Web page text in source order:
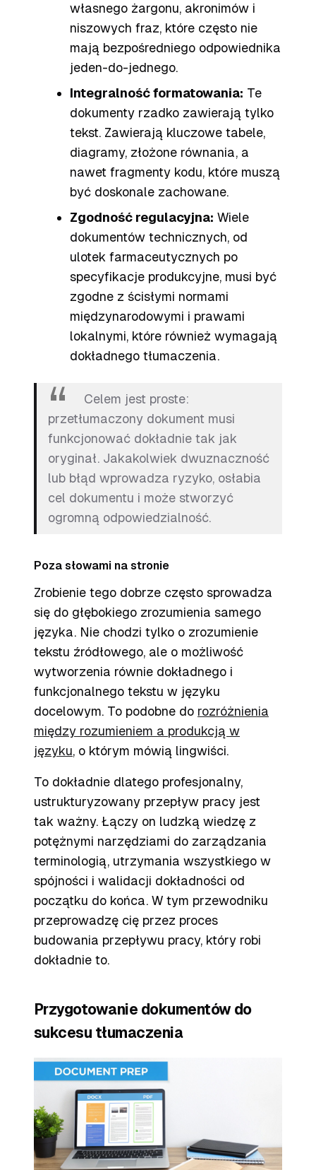
własnego żargonu, akronimów i
niszowych fraz, które często nie
mają bezpośredniego odpowiednika
jeden-do-jednego.
Integralność formatowania: Te
dokumenty rzadko zawierają tylko
tekst. Zawierają kluczowe tabele,
diagramy, złożone równania, a
nawet fragmenty kodu, które muszą
być doskonale zachowane.
Zgodność regulacyjna: Wiele
dokumentów technicznych, od
ulotek farmaceutycznych po
specyfikacje produkcyjne, musi być
zgodne z ścisłymi normami
międzynarodowymi i prawami
lokalnymi, które również wymagają
dokładnego tłumaczenia.
Celem jest proste:
przetłumaczony dokument musi
funkcjonować dokładnie tak jak
oryginał. Jakakolwiek dwuznaczność
lub błąd wprowadza ryzyko, osłabia
cel dokumentu i może stworzyć
ogromną odpowiedzialność.
Poza słowami na stronie
Zrobienie tego dobrze często sprowadza
się do głębokiego zrozumienia samego
języka. Nie chodzi tylko o zrozumienie
tekstu źródłowego, ale o możliwość
wytworzenia równie dokładnego i
funkcjonalnego tekstu w języku
docelowym. To podobne do rozróżnienia
między rozumieniem a produkcją w
języku, o którym mówią lingwiści.
To dokładnie dlatego profesjonalny,
ustrukturyzowany przepływ pracy jest
tak ważny. Łączy on ludzką wiedzę z
potężnymi narzędziami do zarządzania
terminologią, utrzymania wszystkiego w
spójności i walidacji dokładności od
początku do końca. W tym przewodniku
przeprowadzę cię przez proces
budowania przepływu pracy, który robi
dokładnie to.
Przygotowanie dokumentów do
sukcesu tłumaczenia